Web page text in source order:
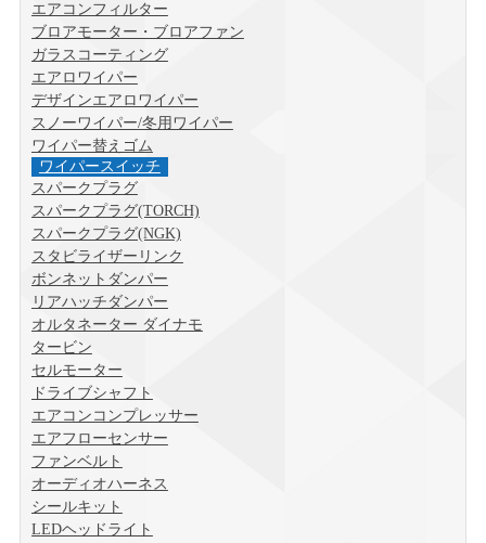
エアコンフィルター
ブロアモーター・ブロアファン
ガラスコーティング
エアロワイパー
デザインエアロワイパー
スノーワイパー/冬用ワイパー
ワイパー替えゴム
ワイパースイッチ
スパークプラグ
スパークプラグ(TORCH)
スパークプラグ(NGK)
スタビライザーリンク
ボンネットダンパー
リアハッチダンパー
オルタネーター ダイナモ
タービン
セルモーター
ドライブシャフト
エアコンコンプレッサー
エアフローセンサー
ファンベルト
オーディオハーネス
シールキット
LEDヘッドライト